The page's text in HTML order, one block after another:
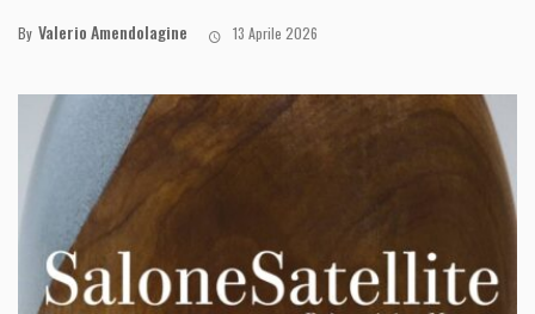
By Valerio Amendolagine 13 Aprile 2026